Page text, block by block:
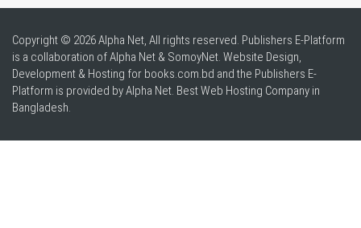
Copyright © 2026 Alpha Net, All rights reserved. Publishers E-Platform
is a collaboration of Alpha Net & SomoyNet. Website Design,
Development & Hosting for books.com.bd and the Publishers E-
Platform is provided by Alpha Net. BestWeb Hosting Company in
Bangladesh.